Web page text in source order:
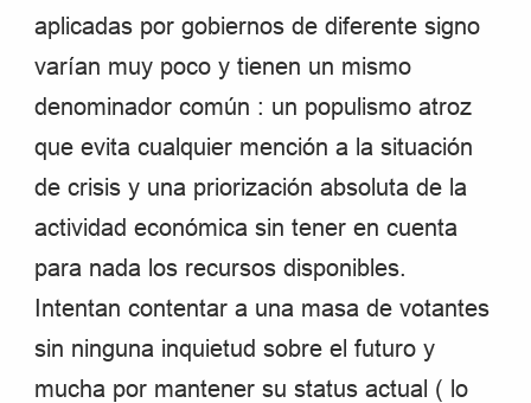
aplicadas por gobiernos de diferente signo
varían muy poco y tienen un mismo
denominador común : un populismo atroz
que evita cualquier mención a la situación
de crisis y una priorización absoluta de la
actividad económica sin tener en cuenta
para nada los recursos disponibles.
Intentan contentar a una masa de votantes
sin ninguna inquietud sobre el futuro y
mucha por mantener su status actual ( lo